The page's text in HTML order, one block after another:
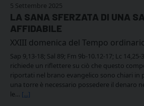
5 Settembre 2025
LA SANA SFERZATA DI UNA
AFFIDABILE
XXIII domenica del Tempo
Sap 9,13-18; Sal 89; Fm 9b-10.12-17; Lc
richiede un riflettere su ciò che questo
riportati nel brano evangelico sono chiari in
una torre è necessario possedere il denaro
le… [...]